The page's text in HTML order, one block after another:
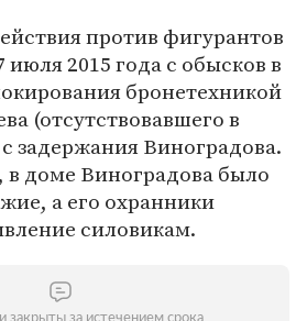
против фигурантов
июля 2015 года с обысков в
бронетехникой
(отсутствовавшего в
задержания Виноградова.
в доме Виноградова было
а его охранники
силовикам.